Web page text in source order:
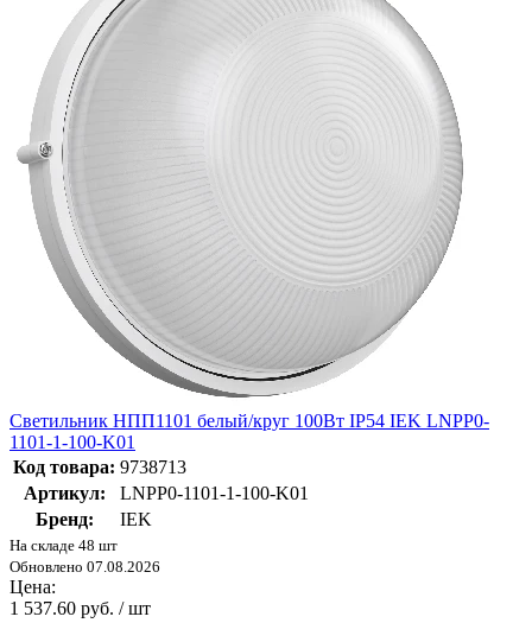
Светильник НПП1101 белый/круг 100Вт IP54 IEK LNPP0-
1101-1-100-K01
Код товара: 9738713
Артикул:
LNPP0-1101-1-100-K01
Бренд:
IEK
На складе 48 шт
Обновлено 07.08.2026
Цена:
1 537.60 руб. / шт